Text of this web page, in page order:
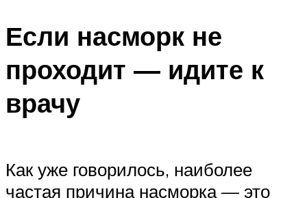
Если насморк не
проходит — идите к
врачу
Как уже говорилось, наиболее
частая причина насморка — это